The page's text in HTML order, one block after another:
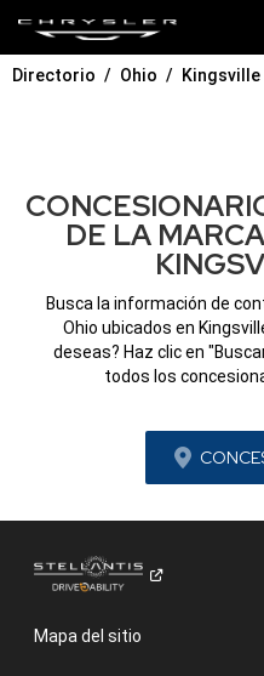
Directorio Ohio Kingsville
DE LA
Busca la información de
Ohio ubicados en
deseas? Haz clic en
todos los
Mapa del sitio